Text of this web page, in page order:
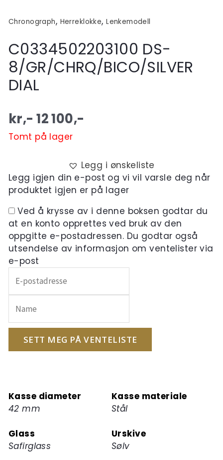
Chronograph, Herreklokke,Lenkemodell
C0334502203100 DS-
8/GR/CHRQ/BICO/SILVER
DIAL
kr,- 12 100,-
Tomt på lager
Legg i ønskeliste
Legg igjen din e-post og vi vil varsle deg når
produktet igjen er på lager
Ved å krysse av i denne boksen godtar du
at en konto opprettes ved bruk av den
oppgitte e-postadressen. Du godtar også
utsendelse av informasjon om ventelister via
e-post
inn
e-
postadressen
din
ventelisten
for
produktet
SETT MEG PÅ VENTELISTE
Kasse diameter
42 mm
Kasse materiale
Stål
Glass
Safirglass
Urskive
Sølv